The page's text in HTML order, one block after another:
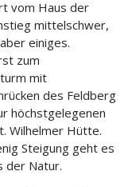
vom Haus der
mittelschwer,
einiges.
zum
mit
des Feldberg
höchstgelegenen
Wilhelmer Hütte.
Steigung geht es
der Natur.